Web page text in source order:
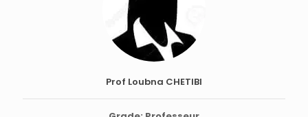
Prof Loubna CHETIBI